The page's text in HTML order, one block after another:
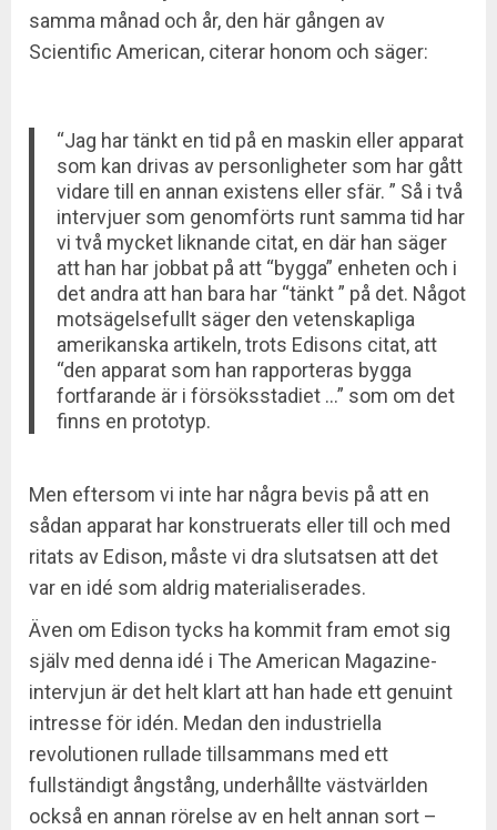
samma månad och år, den här gången av
Scientific American, citerar honom och säger:
“Jag har tänkt en tid på en maskin eller apparat
som kan drivas av personligheter som har gått
vidare till en annan existens eller sfär. ” Så i två
intervjuer som genomförts runt samma tid har
vi två mycket liknande citat, en där han säger
att han har jobbat på att “bygga” enheten och i
det andra att han bara har “tänkt ” på det. Något
motsägelsefullt säger den vetenskapliga
amerikanska artikeln, trots Edisons citat, att
“den apparat som han rapporteras bygga
fortfarande är i försöksstadiet …” som om det
finns en prototyp.
Men eftersom vi inte har några bevis på att en
sådan apparat har konstruerats eller till och med
ritats av Edison, måste vi dra slutsatsen att det
var en idé som aldrig materialiserades.
Även om Edison tycks ha kommit fram emot sig
själv med denna idé i The American Magazine-
intervjun är det helt klart att han hade ett genuint
intresse för idén. Medan den industriella
revolutionen rullade tillsammans med ett
fullständigt ångstång, underhållte västvärlden
också en annan rörelse av en helt annan sort –